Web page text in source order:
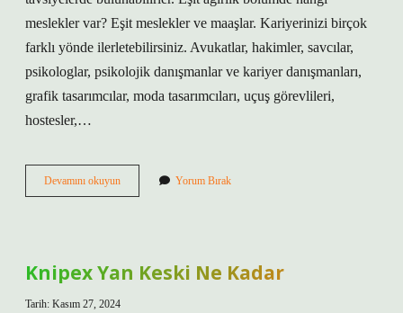
meslekler var? Eşit meslekler ve maaşlar. Kariyerinizi birçok
farklı yönde ilerletebilirsiniz. Avukatlar, hakimler, savcılar,
psikologlar, psikolojik danışmanlar ve kariyer danışmanları,
grafik tasarımcılar, moda tasarımcıları, uçuş görevlileri,
hostesler,…
Devamını okuyunEşit
Ağırlık
Yorum Bırak
Knipex Yan Keski Ne Kadar
Tarih: Kasım 27, 2024